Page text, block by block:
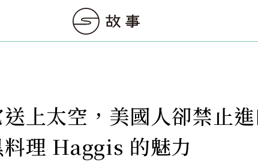
上太空，美國人卻禁止進
理 Haggis 的魅力